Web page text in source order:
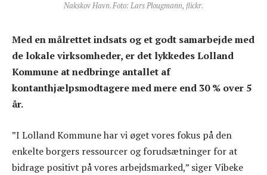
Nakskov Havn. Foto: Lars Plougmann, flickr.
Med en målrettet indsats og et godt samarbejde med
de lokale virksomheder, er det lykkedes Lolland
Kommune at nedbringe antallet af
kontanthjælpsmodtagere med mere end 30 % over 5
år.
”I Lolland Kommune har vi øget vores fokus på den
enkelte borgers ressourcer og forudsætninger for at
bidrage positivt på vores arbejdsmarked,” siger Vibeke